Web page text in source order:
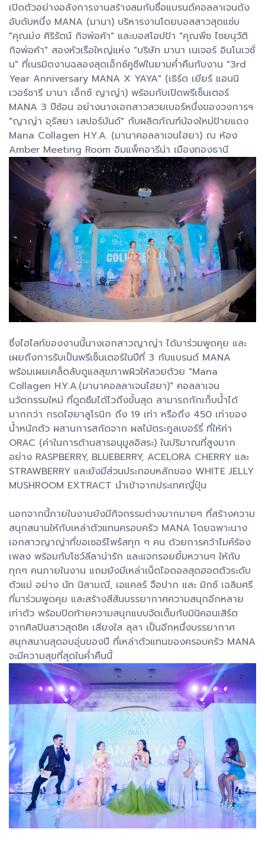
เปิดตัวอย่างอลังการงานสร้างสมกับชื่อแบรนด์คอลลาเจนดัง
อับดับหนึ่ง MANA (มานา) บริหารงานโดยบอสสาวสุดแซ่บ
"คุณม่ง ศิริรัตน์ กิจพ่อค้า" และบอสโอปป้า "คุณพีช ไชยนุวัติ
กิจพ่อค้า" สองหัวเรือใหญ่แห่ง "บริษัท มานา เนเจอร์ อินโนเวชั่
น" ที่เนรมิตงานฉลองสุดเอ็กซ์คูซีฟในยามค่ำคืนกับงาน "3rd
Year Anniversary MANA X YAYA" (เธิร์ด เยียร์ แอนนิ
เวอร์ซารี มานา เอ็กซ์ ญาญ่า) พร้อมกับเปิดพรีเซ็นเตอร์
MANA 3 ปีซ้อน อย่างนางเอกสาวสวยเบอร์หนึ่งของวงการฯ
"ญาญ่า อุรัสยา เสปอร์บันด์" กับผลิตภัณฑ์น้องใหม่ป้ายแดง
Mana Collagen H.Y.A. (มานาคอลลาเจนไฮยา) ณ ห้อง
Amber Meeting Room อิมแพ็คอารีน่า เมืองทองธานี
ซึ่งไฮไลท์ของงานนี้นางเอกสาวญาญ่า ได้มาร่วมพูดคุย และ
เผยถึงการรับเป็นพรีเซ็นเตอร์ในปีที่ 3 กับแบรนด์ MANA
พร้อมเผยเคล็ดลับดูแลสุขภาพผิวให้สวยด้วย "Mana
Collagen H.Y.A.(มานาคอลลาเจนไฮยา)" คอลลาเจน
นวัตกรรมใหม่ ที่ดูดซึมได้ไวถึงขั้นสุด สามารถกักเก็บน้ำได้
มากกว่า กรดไฮยาลูโรนิก ถึง 19 เท่า หรือถึง 450 เท่าของ
น้ำหนักตัว ผสานการสกัดจาก ผลไม้ตระกูลเบอร์รี่ ที่ให้ค่า
ORAC (ค่าในการต้านสารอนุมูลอิสระ) ในปริมาณที่สูงมาก
อย่าง RASPBERRY, BLUEBERRY, ACELORA CHERRY และ
STRAWBERRY และยังมีส่วนประกอบหลักของ WHITE JELLY
MUSHROOM EXTRACT นำเข้าจากประเทศญี่ปุ่น
นอกจากนี้ภายในงานยังมีกิจกรรมต่างมากมายๆ ที่สร้างความ
สนุกสนานให้กับเหล่าตัวแทนครอบครัว MANA โดยฉพาะนาง
เอกสาวญาญ่าที่ขอเซอร์ไพร์สทุก ๆ คน ด้วยการคว้าไมค์ร้อง
เพลง พร้อมกับโชว์ลีลาน่ารัก และแจกรอยยิ้มหวานๆ ให้กับ
ทุกๆ คนภายในงาน แถมยังมีเหล่าเน็ตไอดอลสุดฮอตตัวระดับ
ตัวแม่ อย่าง นัท นิสามณี, เอแคลร์ จือปาก และ มิกซ์ เฉลิมศรี
ที่มาร่วมพูดคุย และสร้างสีสันบรรยากาศความสนุกอีกหลาย
เท่าตัว พร้อมปิดท้ายความสนุกแบบจัดเต็มกับมินิคอนเสิร์ต
จากศิลปินสาวสุดชิค เสียงใส ลุลา เป็นอีกหนึ่งบรรยากาศ
สนุกสนานสุดอบอุ่นของปี ที่เหล่าตัวแทนของครอบครัว MANA
จะมีความสุขที่สุดในค่ำคืนนี้